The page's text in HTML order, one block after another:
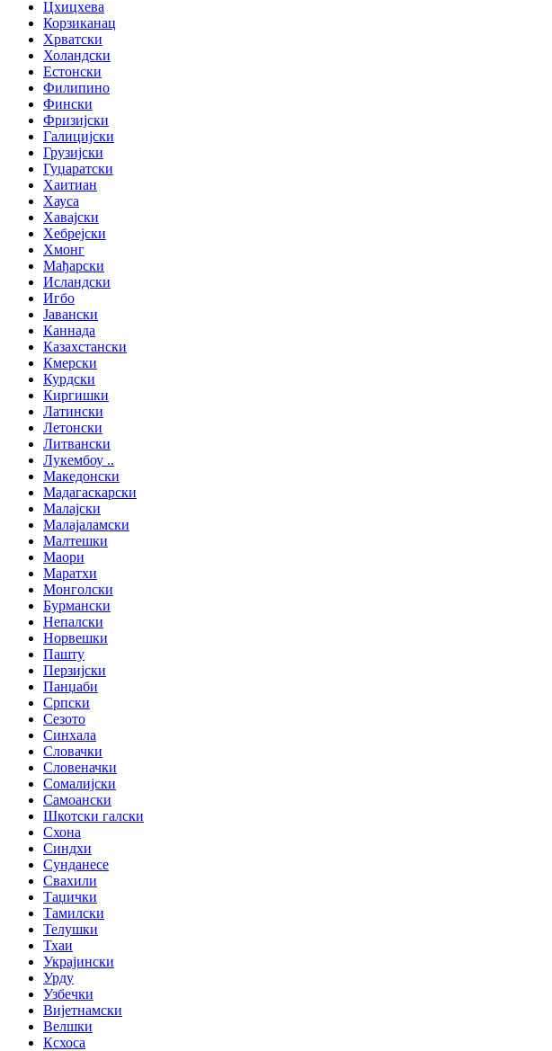
Цхицхева
Корзиканац
Хрватски
Холандски
Естонски
Филипино
Фински
Фризијски
Галицијски
Грузијски
Гуџаратски
Хаитиан
Хауса
Хавајски
Хебрејски
Хмонг
Мађарски
Исландски
Игбо
Јавански
Каннада
Казахстански
Кмерски
Курдски
Киргишки
Латински
Летонски
Литвански
Лукембоу ..
Македонски
Мадагаскарски
Малајски
Малајаламски
Малтешки
Маори
Маратхи
Монголски
Бурмански
Непалски
Норвешки
Пашту
Перзијски
Панџаби
Српски
Сезото
Синхала
Словачки
Словеначки
Сомалијски
Самоански
Шкотски галски
Схона
Синдхи
Сунданесе
Свахили
Таџички
Тамилски
Телушки
Тхаи
Украјински
Урду
Узбечки
Вијетнамски
Велшки
Ксхоса